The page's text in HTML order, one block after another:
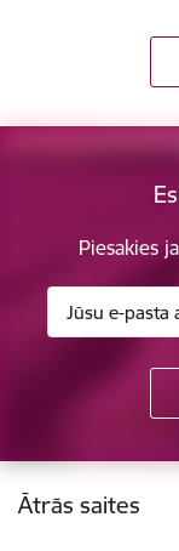
Piesakies
Kājene
Ātrās saites